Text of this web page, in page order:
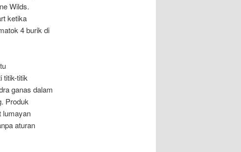
Wilds.
ketika
4 burik di
titik-titik
ganas dalam
Produk
lumayan
aturan